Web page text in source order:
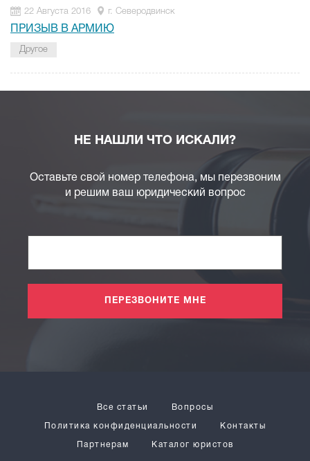
22 Августа 2016 г. Северодвинск
ПРИЗЫВ В АРМИЮ
Другое
НЕ НАШЛИ ЧТО ИСКАЛИ?
Оставьте свой номер телефона, мы перезвоним
и решим ваш юридический вопрос
ПЕРЕЗВОНИТЕ МНЕ
Все статьи Вопросы
Политика конфиденциальности Контакты
Партнерам Каталог юристов